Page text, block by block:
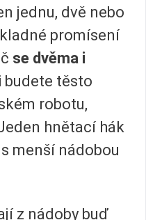
jednu, dvě nebo
promísení
se dvěma i
budete těsto
robotu,
hnětací hák
menší nádobou
z nádoby buď